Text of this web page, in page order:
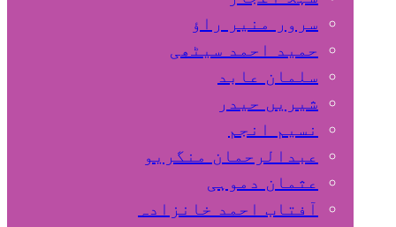
سرور منیر راؤ
حمید احمد سیٹھی
سلمان عابد
شیریں حیدر
نسیم انجم
عبدالرحمان منگریو
عثمان دموہی
آفتاب احمد خانزادہ